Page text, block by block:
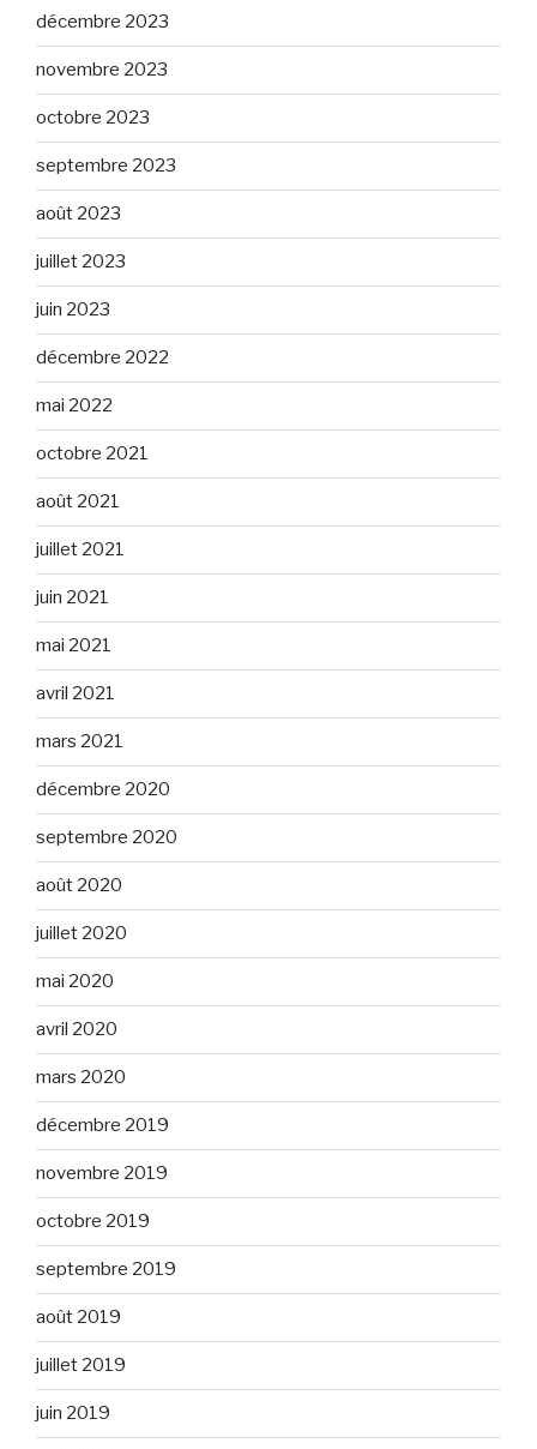
décembre 2023
novembre 2023
octobre 2023
septembre 2023
août 2023
juillet 2023
juin 2023
décembre 2022
mai 2022
octobre 2021
août 2021
juillet 2021
juin 2021
mai 2021
avril 2021
mars 2021
décembre 2020
septembre 2020
août 2020
juillet 2020
mai 2020
avril 2020
mars 2020
décembre 2019
novembre 2019
octobre 2019
septembre 2019
août 2019
juillet 2019
juin 2019